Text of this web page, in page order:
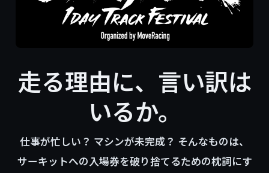
走る理由に、言い訳は
いるか。
仕事が忙しい？ マシンが未完成？ そんなものは、
サーキットへの入場券を破り捨てるための枕詞にす